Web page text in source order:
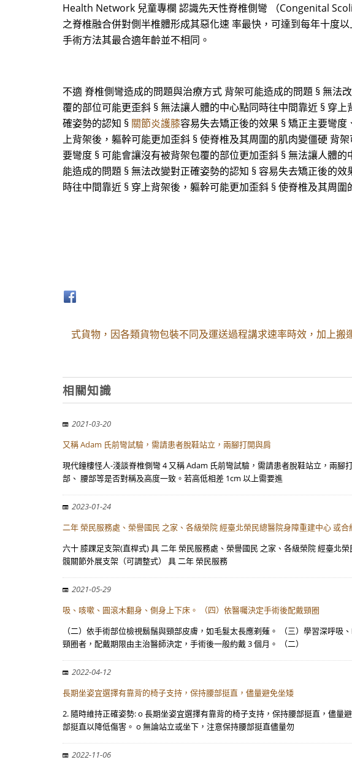
Health Network 兒童專欄 認識先天性脊椎側彎 （Congenital
之脊椎融合併對側半椎體形成其惡化速 率最快，可達到每年十度
手術方法其最合適年齡並不相同。
不適 脊椎側彎造成的問題與治療方式 背架可能造成的問題 § 無法
覆的部位可能更歪斜 § 無法讓人體的中心點同時往中間靠近 § 穿
確姿勢的認知 § 關節炎護膝容易失去矯正後的效果 § 矯正主要彎
上背架後，軀幹可能更加歪斜 § 使脊椎及其周圍的肌肉變僵硬 背
要彎度 § 可能會讓沒有被背架包覆的部位更加歪斜 § 無法讓人體
能造成的問題 § 無法改變對正確姿勢的認知 § 容易失去矯正後的
時往中間靠近 § 穿上背架後，軀幹可能更加歪斜 § 使脊椎及其周
式貨物，因各類貨物包裝不同及運送過程講求速率時效，加上搬
相關知識
2021-03-20
又稱 Adam 氏前彎試驗，需請患者脫鞋站立，兩腳打開與肩
現代鐘樓怪人-淺談脊椎側彎 4 又稱 Adam 氏前彎試驗，需請患者脫鞋站立，兩
部、 腰部等是否對稱及高度一致。若高低相差 1cm 以上需要進
2023-01-24
二年 榮民服務處、榮譽國民 之家、各級榮院 經臺北榮民總醫院身障重建中心 或
六十 膝踝足支架(直桿式) 具 二年 榮民服務處、榮譽國民 之家、各級榮院 經臺北
髖關節外展支架（可調整式） 具 二年 榮民服務
2021-05-29
吸、咳嗽、圓滾木翻身、側身上下床。 （四）依醫囑決定手術後配戴頸圈
（二）依手術部位檢視鬍鬚與頸部皮膚，如毛髮太長應剃薙。 （三）學習深呼
頸圈者，配戴期限由主治醫師決定，手術後一般約戴 3 個月。 （二）
2022-04-12
長期坐姿宜選擇有靠背的椅子支持，保持腰部挺直，儘量避免坐矮
2. 隨時維持正確姿勢: o 長期坐姿宜選擇有靠背的椅子支持，保持腰部挺直，儘
部挺直以降低傷害。 o 無論站立或坐下，注意保持腰部挺直儘量勿
2022-11-06